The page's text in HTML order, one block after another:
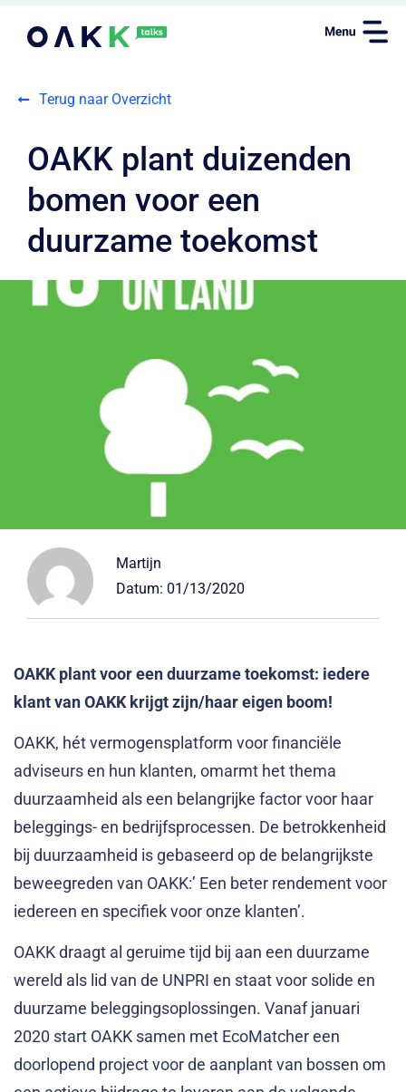
Terug naar Overzicht
OAKK plant duizenden
bomen voor een
duurzame toekomst
Martijn
Datum: 01/13/2020
OAKK plant voor een duurzame toekomst: iedere
klant van OAKK krijgt zijn/haar eigen boom!
OAKK, hét vermogensplatform voor financiële
adviseurs en hun klanten, omarmt het thema
duurzaamheid als een belangrijke factor voor haar
beleggings- en bedrijfsprocessen. De betrokkenheid
bij duurzaamheid is gebaseerd op de belangrijkste
beweegreden van OAKK:’ Een beter rendement voor
iedereen en specifiek voor onze klanten’.
OAKK draagt al geruime tijd bij aan een duurzame
wereld als lid van de UNPRI en staat voor solide en
duurzame beleggingsoplossingen. Vanaf januari
2020 start OAKK samen met EcoMatcher een
doorlopend project voor de aanplant van bossen om